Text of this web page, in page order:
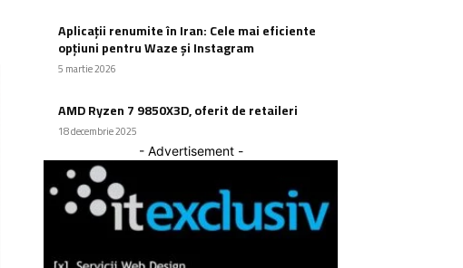
Aplicații renumite în Iran: Cele mai eficiente
opțiuni pentru Waze și Instagram
5 martie 2026
AMD Ryzen 7 9850X3D, oferit de retaileri
18 decembrie 2025
- Advertisement -